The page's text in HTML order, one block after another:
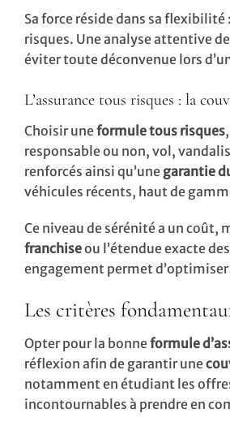
Sa force réside dans sa
risques. Une analyse attentive
éviter toute déconvenue lors
L’assurance tous risques : la
Choisir uneformule tous risques
responsable ou non, vol,
renforcés ainsi qu’une garantie
véhicules récents, haut de
Ce niveau de sérénité a un coût,
franchiseou l’étendue exacte des
engagement permet
Les critères
Opter pour la bonneformule
réflexion afin de garantir une
notamment en étudiant les
incontournables à prendre en